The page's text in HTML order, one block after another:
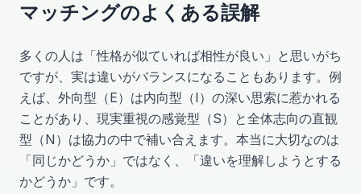
マッチングのよくある誤解
多くの人は「性格が似ていれば相性が良い」と思いがち
ですが、実は違いがバランスになることもあります。例
えば、外向型（E）は内向型（I）の深い思索に惹かれる
ことがあり、現実重視の感覚型（S）と全体志向の直観
型（N）は協力の中で補い合えます。本当に大切なのは
「同じかどうか」ではなく、「違いを理解しようとする
かどうか」です。